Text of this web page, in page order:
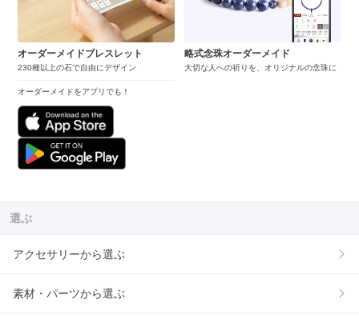
オーダーメイドブレスレット
230種以上の石で自由にデザイン
オーダーメイドをアプリでも！
略式念珠オーダーメイド
大切な人への祈りを、オリジナルの念珠に
選ぶ
アクセサリーから選ぶ
素材・パーツから選ぶ